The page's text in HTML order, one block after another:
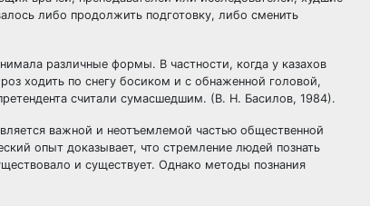
либо продолжить подготовку, либо сменить
различные формы. В частности, когда у казахов
ходить по снегу босиком и с обнаженной головой,
считали сумасшедшим. (В. Н. Басилов, 1984).
важной и неотъемлемой частью общественной
опыт доказывает, что стремление людей познать
и существует. Однако методы познания